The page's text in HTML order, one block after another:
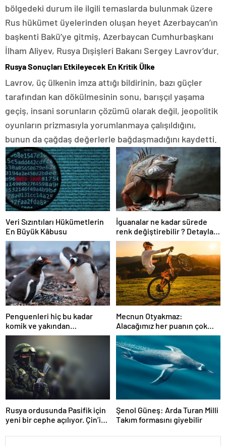
bölgedeki durum ile ilgili temaslarda bulunmak üzere
Rus hükümet üyelerinden oluşan heyet Azerbaycan’ın
başkenti Bakü’ye gitmiş, Azerbaycan Cumhurbaşkanı
İlham Aliyev, Rusya Dışişleri Bakanı Sergey Lavrov’dur.
Rusya Sonuçları Etkileyecek En Kritik Ülke
Lavrov, üç ülkenin imza attığı bildirinin, bazı güçler
tarafından kan dökülmesinin sonu, barışçıl yaşama
geçiş, insani sorunların çözümü olarak değil, jeopolitik
oyunların prizmasıyla yorumlanmaya çalışıldığını,
bunun da çağdaş değerlerle bağdaşmadığını kaydetti.
Veri Sızıntıları Hükümetlerin
En Büyük Kâbusu
İguanalar ne kadar sürede
renk değiştirebilir ? Detaylar
burada…
Penguenleri hiç bu kadar
komik ve yakından
görmemiştiniz
Mecnun Otyakmaz:
Alacağımız her puanın çok
önemi var
Rusya ordusunda Pasifik için
yeni bir cephe açılıyor. Çin’in
Şenol Güneş: Arda Turan Milli
Takım formasını giyebilir